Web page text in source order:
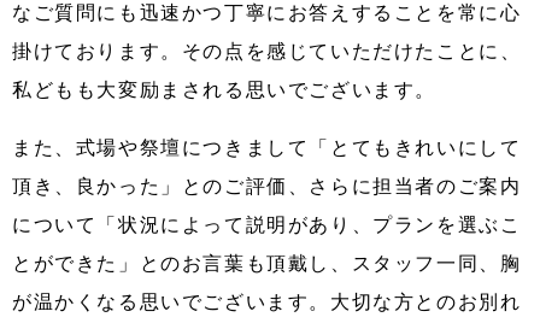
なご質問にも迅速かつ丁寧にお答えすることを常に心
掛けております。その点を感じていただけたことに、
私どもも大変励まされる思いでございます。
また、式場や祭壇につきまして「とてもきれいにして
頂き、良かった」とのご評価、さらに担当者のご案内
について「状況によって説明があり、プランを選ぶこ
とができた」とのお言葉も頂戴し、スタッフ一同、胸
が温かくなる思いでございます。大切な方とのお別れ